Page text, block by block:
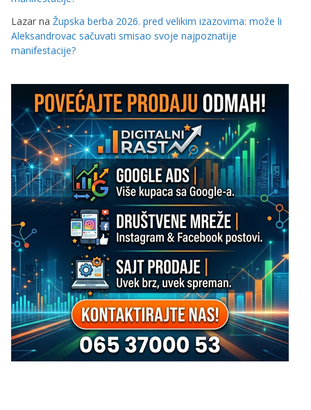
Lazar na Župska berba 2026. pred velikim izazovima: može li
Aleksandrovac sačuvati smisao svoje najpoznatije
manifestacije?